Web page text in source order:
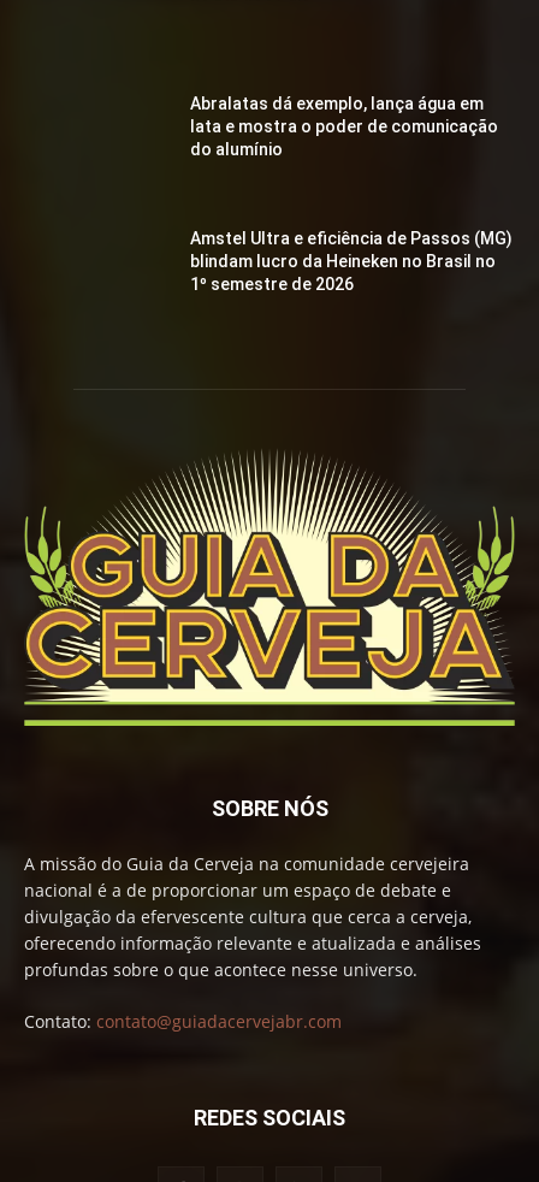
Abralatas dá exemplo, lança água em
lata e mostra o poder de comunicação
do alumínio
Amstel Ultra e eficiência de Passos (MG)
blindam lucro da Heineken no Brasil no
1º semestre de 2026
SOBRE NÓS
A missão do Guia da Cerveja na comunidade cervejeira
nacional é a de proporcionar um espaço de debate e
divulgação da efervescente cultura que cerca a cerveja,
oferecendo informação relevante e atualizada e análises
profundas sobre o que acontece nesse universo.
Contato: contato@guiadacervejabr.com
REDES SOCIAIS